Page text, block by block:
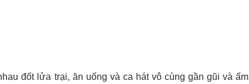
đốt lửa trại, ăn uống và ca hát vô cùng gần gũi và ấm